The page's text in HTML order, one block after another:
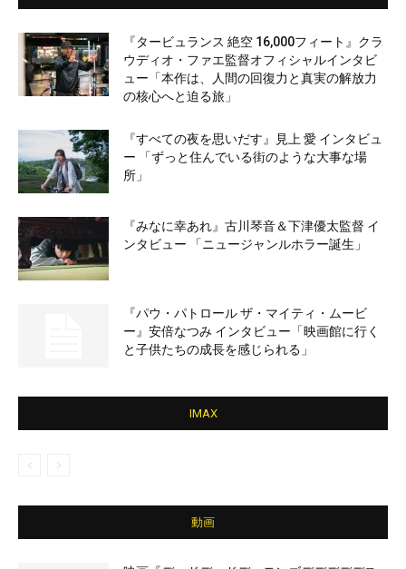
『タービュランス 絶空 16,000フィート』クラ
ウディオ・ファエ監督オフィシャルインタビ
ュー「本作は、人間の回復力と真実の解放力
の核心へと迫る旅」
『すべての夜を思いだす』見上 愛 インタビュ
ー 「ずっと住んでいる街のような大事な場
所」
『みなに幸あれ』古川琴音＆下津優太監督 イ
ンタビュー 「ニュージャンルホラー誕生」
『パウ・パトロール ザ・マイティ・ムービ
ー』安倍なつみ インタビュー「映画館に行く
と子供たちの成長を感じられる」
IMAX
動画